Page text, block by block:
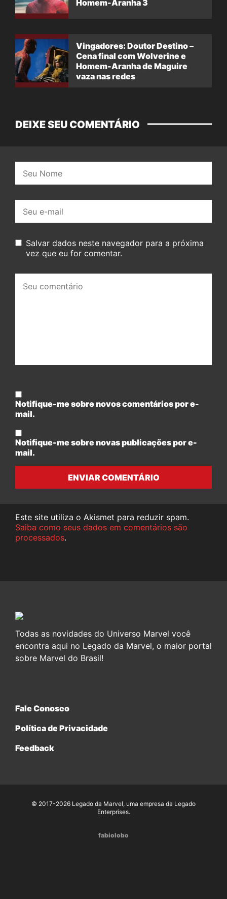
Homem-Aranha 3
Vingadores: Doutor Destino –
Cena final com Wolverine e
Homem-Aranha de Maguire
vaza nas redes
DEIXE SEU COMENTÁRIO
mail:
Salvar dados neste navegador para a próxima
vez que eu for comentar.
comentário:
Notifique-me sobre novos comentários por e-
mail.
Notifique-me sobre novas publicações por e-
mail.
ENVIAR COMENTÁRIO
Este site utiliza o Akismet para reduzir spam.
Saiba como seus dados em comentários são
processados.
Todas as novidades do Universo Marvel você
encontra aqui no Legado da Marvel, o maior portal
sobre Marvel do Brasil!
Fale Conosco
Política de Privacidade
Feedback
© 2017-2026 Legado da Marvel, uma empresa da Legado
Enterprises.
fabiolobo